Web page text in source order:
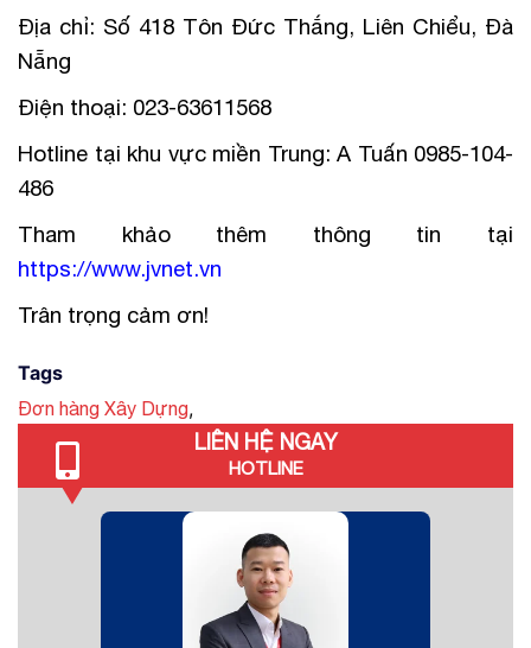
Địa chỉ: Số 418 Tôn Đức Thắng, Liên Chiểu, Đà
Nẵng
Điện thoại: 023-63611568
Hotline tại khu vực miền Trung: A Tuấn 0985-104-
486
Tham khảo thêm thông tin tại
https://www.jvnet.vn
Trân trọng cảm ơn!
Tags
Đơn hàng Xây Dựng,
LIÊN HỆ NGAY
HOTLINE